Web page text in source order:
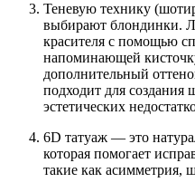
Теневую технику
выбирают блондинки.
красителя с помощью
напоминающей
дополнительный
подходит для
эстетических
6D татуаж — это
которая помогает
такие как асимметрия,